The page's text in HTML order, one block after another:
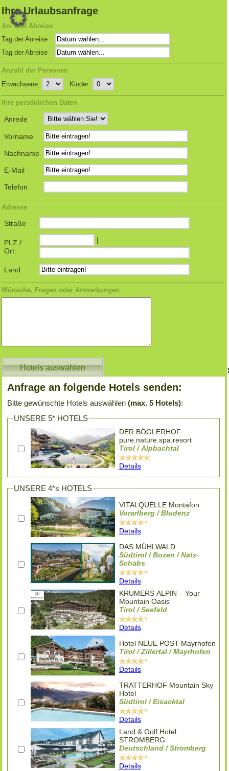
Ihre Urlaubsanfrage
An- und Abreise
Tag der Anreise
Tag der Abreise
Anzahl der Personen
Erwachsene:
Kinder:
Ihre persönlichen Daten
Anrede
Vorname
Nachname
E-Mail
Telefon
Adresse
Straße
PLZ /
Ort:
|
Land
Wünsche, Fragen oder Anmerkungen
Anfrage an folgende Hotels senden:
Bitte gewünschte Hotels auswählen (max. 5 Hotels):
UNSERE 5* HOTELS
DER BÖGLERHOF
pure.nature.spa.resort
Tirol / Alpbachtal
Details
UNSERE 4*s HOTELS
VITALQUELLE Montafon
Vorarlberg / Bludenz
Details
DAS MÜHLWALD
Südtirol / Bozen / Natz-
Schabs
Details
KRUMERS ALPIN – Your
Mountain Oasis
Tirol / Seefeld
Details
Hotel NEUE POST Mayrhofen
Tirol / Zillertal / Mayrhofen
Details
TRATTERHOF Mountain Sky
Hotel
Südtirol / Eisacktal
Details
Land & Golf Hotel
STROMBERG
Deutschland / Stromberg
Details